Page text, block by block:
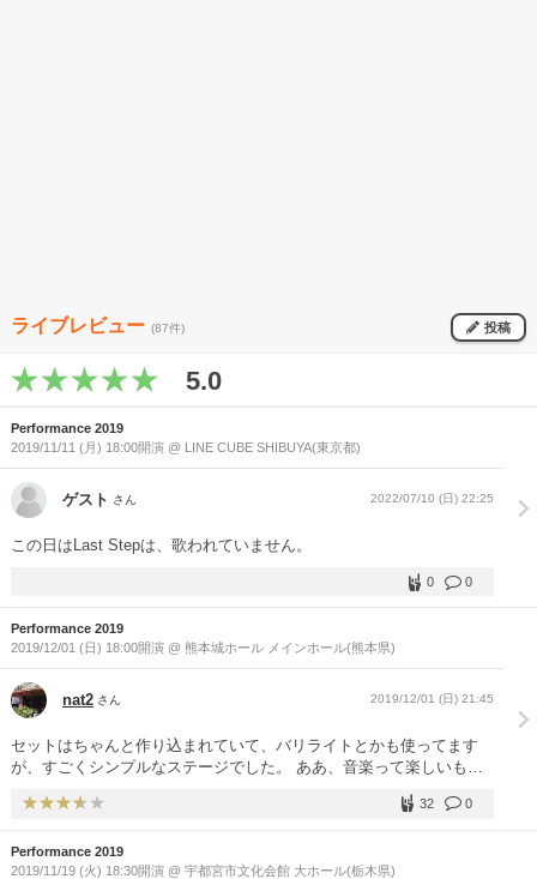
ライブレビュー (87件) 投稿
5.0
Performance 2019
2019/11/11 (月) 18:00開演 @ LINE CUBE SHIBUYA(東京都)
ゲスト さん 2022/07/10 (日) 22:25
この日はLast Stepは、歌われていません。
0
0
Performance 2019
2019/12/01 (日) 18:00開演 @ 熊本城ホール メインホール(熊本県)
nat2 さん 2019/12/01 (日) 21:45
セットはちゃんと作り込まれていて、バリライトとかも使ってます
が、すごくシンプルなステージでした。 ああ、音楽って楽しいもの
編で気に入らなかった曲をもう一回やられたり、コーラスでまりやさ
んがアンコールで登場したり、サプライズもあり、熊本まで来た甲斐
がありました。
0
32
Performance 2019
2019/11/19 (火) 18:30開演 @ 宇都宮市文化会館 大ホール(栃木県)